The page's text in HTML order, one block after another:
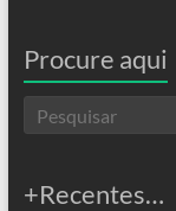
Procure aqui
+Recentes…